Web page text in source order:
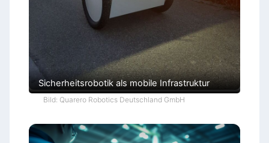
Sicherheitsrobotik als mobile Infrastruktur
Bild: Quarero Robotics Deutschland GmbH